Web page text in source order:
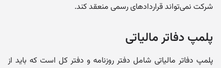
شرکت نمی‌تواند قراردادهای رسمی منعقد کند.
پلمپ دفاتر مالیاتی
پلمپ دفاتر مالیاتی شامل دفتر روزنامه و دفتر کل است که باید از